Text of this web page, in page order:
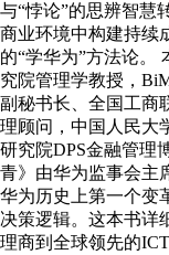
与“悖论”的思辨智慧
商业环境中构建持续
的“学华为”方法论。
究院管理学教授，
副秘书长、全国工商
理顾问，中国人民大
研究院DPS金融管理
青》由华为监事会主
华为历史上第一个变
决策逻辑。这本书详
理商到全球领先的